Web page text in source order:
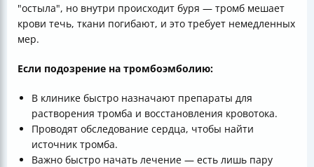
"остыла", но внутри происходит буря — тромб мешает
крови течь, ткани погибают, и это требует немедленных
мер.
Если подозрение на тромбоэмболию:
В клинике быстро назначают препараты для
растворения тромба и восстановления кровотока.
Проводят обследование сердца, чтобы найти
источник тромба.
Важно быстро начать лечение — есть лишь пару